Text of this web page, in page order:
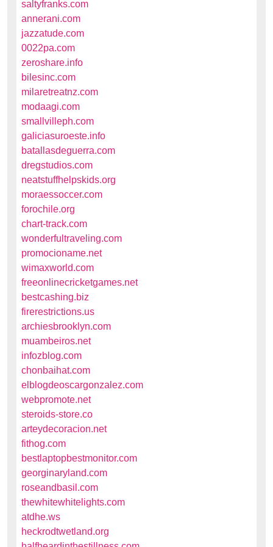
saltyfranks.com
annerani.com
jazzatude.com
0022pa.com
zeroshare.info
bilesinc.com
milaretreatnz.com
modaagi.com
smallvilleph.com
galiciasuroeste.info
batallasdeguerra.com
dregstudios.com
neatstuffhelpskids.org
moraessoccer.com
forochile.org
chart-track.com
wonderfultraveling.com
promocioname.net
wimaxworld.com
freeonlinecricketgames.net
bestcashing.biz
firerestrictions.us
archiesbrooklyn.com
muambeiros.net
infozblog.com
chonbaihat.com
elblogdeoscargonzalez.com
webpromote.net
steroids-store.co
arteydecoracion.net
fithog.com
bestlaptopbestmonitor.com
georginaryland.com
roseandbasil.com
thewhitewhitelights.com
atdhe.ws
heckrodtwetland.org